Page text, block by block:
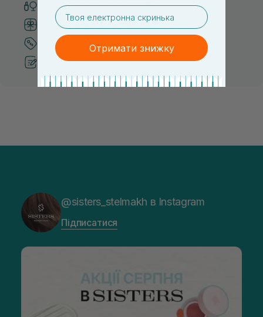
Тільки оригінальна косметика
Система бонусів та лояльності
Кращі ціни та топ товари
Рекомендації від косметологів
@sisters_stelmakh в Instagram
Підписатися
email
Отримати знижку